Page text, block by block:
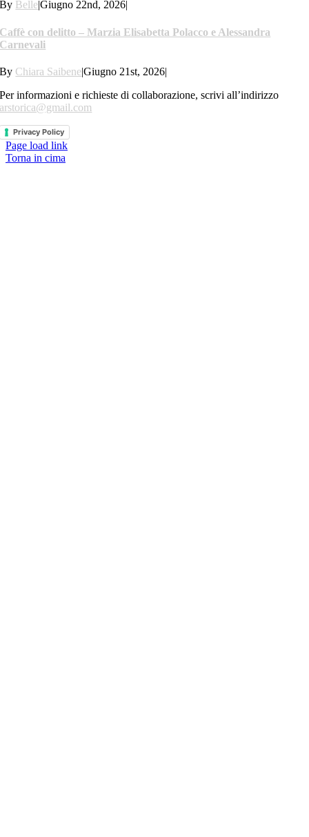
By Belle|Giugno 22nd, 2026|
Caffè con delitto – Marzia Elisabetta Polacco e Alessandra
Carnevali
By Chiara Saibene|Giugno 21st, 2026|
Per informazioni e richieste di collaborazione, scrivi all’indirizzo
arstorica@gmail.com
Privacy Policy
Page load link
Torna in cima